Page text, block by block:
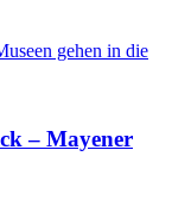
– Mayener